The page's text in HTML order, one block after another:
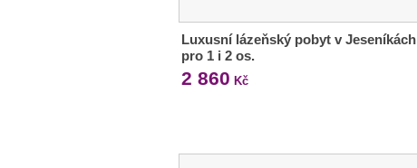
Luxusní lázeňský pobyt v Jeseníkách
pro 1 i 2 os.
2 860 Kč